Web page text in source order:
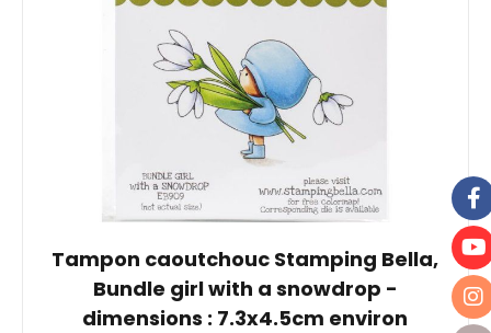
Tampon caoutchouc Stamping Bella,
Bundle girl with a snowdrop -
dimensions : 7.3x4.5cm environ